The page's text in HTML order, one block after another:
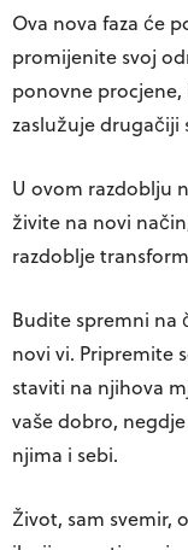
Ova nova faza će
promijenite svoj
ponovne
zaslužuje drugačiji
U ovom razdoblju
živite na novi
razdoblje
Budite spremni na
novi vi. Pripremite
staviti na njihova
vaše dobro,
njima i sebi.
Život, sam svemir,